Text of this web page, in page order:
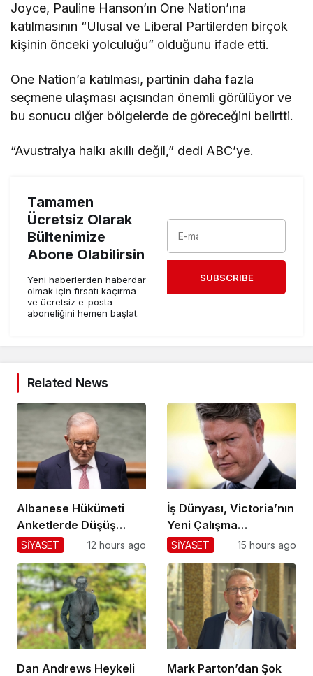
Joyce, Pauline Hanson’ın One Nation’ına
katılmasının “Ulusal ve Liberal Partilerden birçok
kişinin önceki yolculuğu” olduğunu ifade etti.
One Nation’a katılması, partinin daha fazla
seçmene ulaşması açısından önemli görülüyor ve
bu sonucu diğer bölgelerde de göreceğini belirtti.
“Avustralya halkı akıllı değil,” dedi ABC’ye.
Tamamen
Ücretsiz Olarak
Bültenimize
Abone Olabilirsin
Yeni haberlerden haberdar
olmak için fırsatı kaçırma
ve ücretsiz e-posta
aboneliğini hemen başlat.
SUBSCRIBE
Related News
Albanese Hükümeti
Anketlerde Düşüş
Yaşıyor!
SİYASET 12 hours ago
İş Dünyası, Victoria’nın
Yeni Çalışma
Yasalarına Karşı
SİYASET 15 hours ago
Dan Andrews Heykeli
Mark Parton’dan Şok